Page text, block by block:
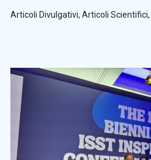
Articoli Divulgativi, Articoli Scientifici,